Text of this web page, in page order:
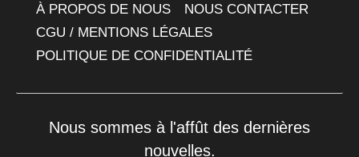
À PROPOS DE NOUS
NOUS CONTACTER
CGU / MENTIONS LÉGALES
POLITIQUE DE CONFIDENTIALITÉ
Nous sommes à l'affût des dernières
nouvelles.